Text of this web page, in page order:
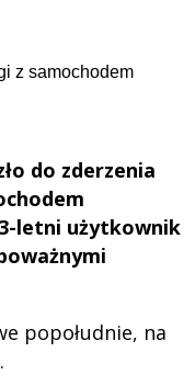
do zderzenia
letni użytkownik
popołudnie, na